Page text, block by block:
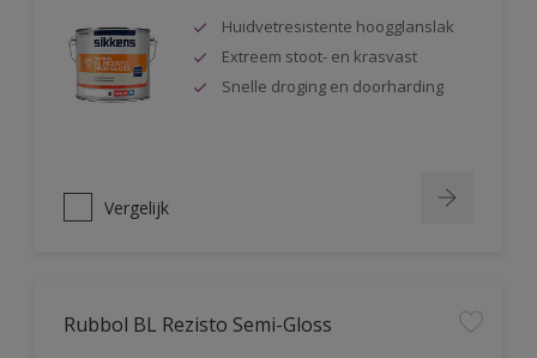
Huidvetresistente hoogglanslak
Extreem stoot- en krasvast
Snelle droging en doorharding
Vergelijk
Rubbol BL Rezisto Semi-Gloss